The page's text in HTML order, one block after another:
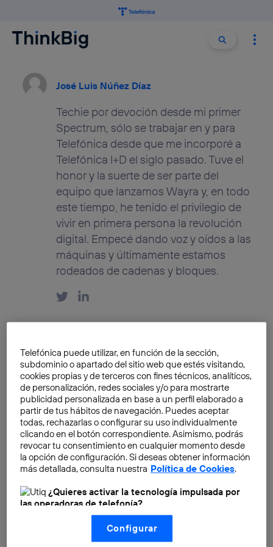
Buscar
José Luis Núñez Díaz
Techie por devoción desde mi primer
Spectrum, sólo se trabajar en y para
Telefónica desde que me incorporé a
Telefónica I+D el siglo pasado. Tuve el
honor y la suerte de ser parte del
equipo que lanzamos Wayra y, en todo
este tiempo, he tenido el privilegio de
vivir en primera persona la revolución
digital. Empecé dando voz y oídos a las
máquinas y últimamente estamos
rodeados de cadenas y bloques.
¿Blockchain? Hic sunt
dracones: aquí hay dragones
José Luis Núñez Díaz
Of the 2113 teams that
applied, which ones will make
José Luis Núñez Díaz
De los 2113 equipos que se
Telefónica puede utilizar, en función de la sección,
subdominio o apartado del sitio web que estés visitando,
cookies propias y de terceros con fines técnicos, analíticos,
de personalización, redes sociales y/o para mostrarte
publicidad personalizada en base a un perfil elaborado a
partir de tus hábitos de navegación. Puedes aceptar
todas, rechazarlas o configurar su uso individualmente
clicando en el botón correspondiente. Asimismo, podrás
revocar tu consentimiento en cualquier momento desde
la opción de configuración. Si deseas obtener información
más detallada, consulta nuestra Política de Cookies.
¿Quieres activar la tecnología impulsada por
las operadoras de telefonía?
Nosotros, Telefónica S.A., utilizamos la tecnología Utiq para
realizar nuestras acciones de marketing digital o análisis
(como se describe en este aviso de consentimiento)
Configurar